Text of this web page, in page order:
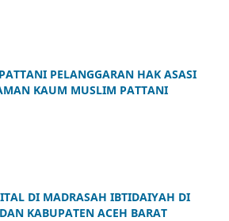
PELANGGARAN HAK ASASI
KAUM MUSLIM PATTANI
DI MADRASAH IBTIDAIYAH DI
KABUPATEN ACEH BARAT